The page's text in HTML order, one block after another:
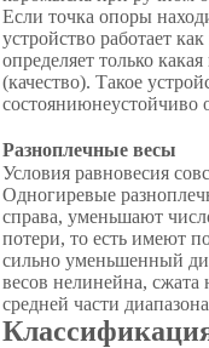
Если точка опоры
устройство работает
определяет только
(качество). Такое
состояниюнеустойчиво
Разноплечные весы
Условия равновесия
Одногиревые
справа, уменьшают
потери, то есть имеют
сильно уменьшенный
весов нелинейна, сжата
средней части